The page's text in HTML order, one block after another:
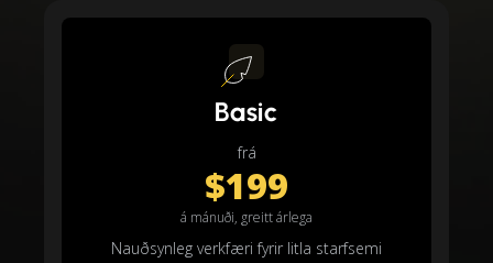
Basic
frá
$199
á mánuði, greitt árlega
Nauðsynleg verkfæri fyrir litla starfsemi